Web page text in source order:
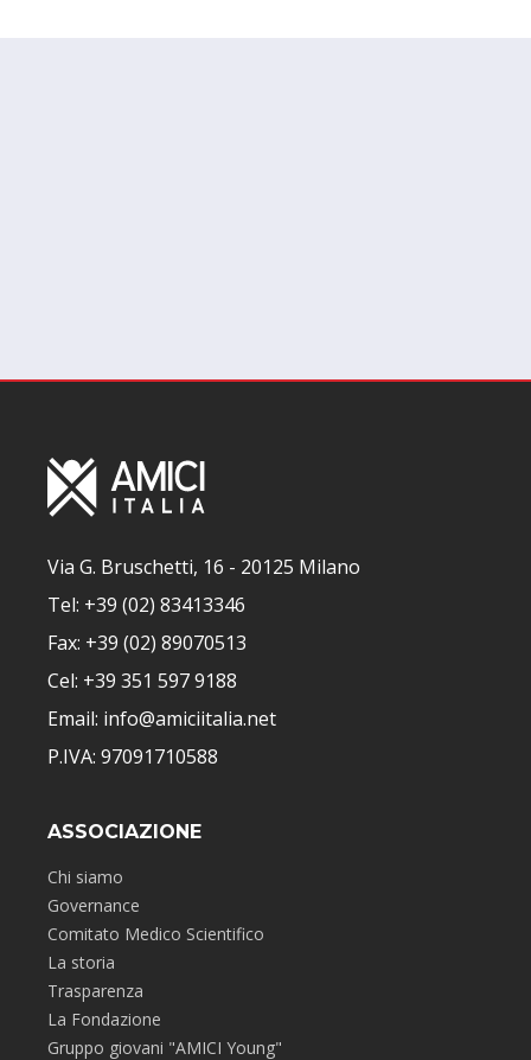
Via G. Bruschetti, 16 - 20125 Milano
Tel: +39 (02) 83413346
Fax: +39 (02) 89070513
Cel: +39 351 597 9188
Email: info@amiciitalia.net
P.IVA: 97091710588
ASSOCIAZIONE
Chi siamo
Governance
Comitato Medico Scientifico
La storia
Trasparenza
La Fondazione
Gruppo giovani "AMICI Young"